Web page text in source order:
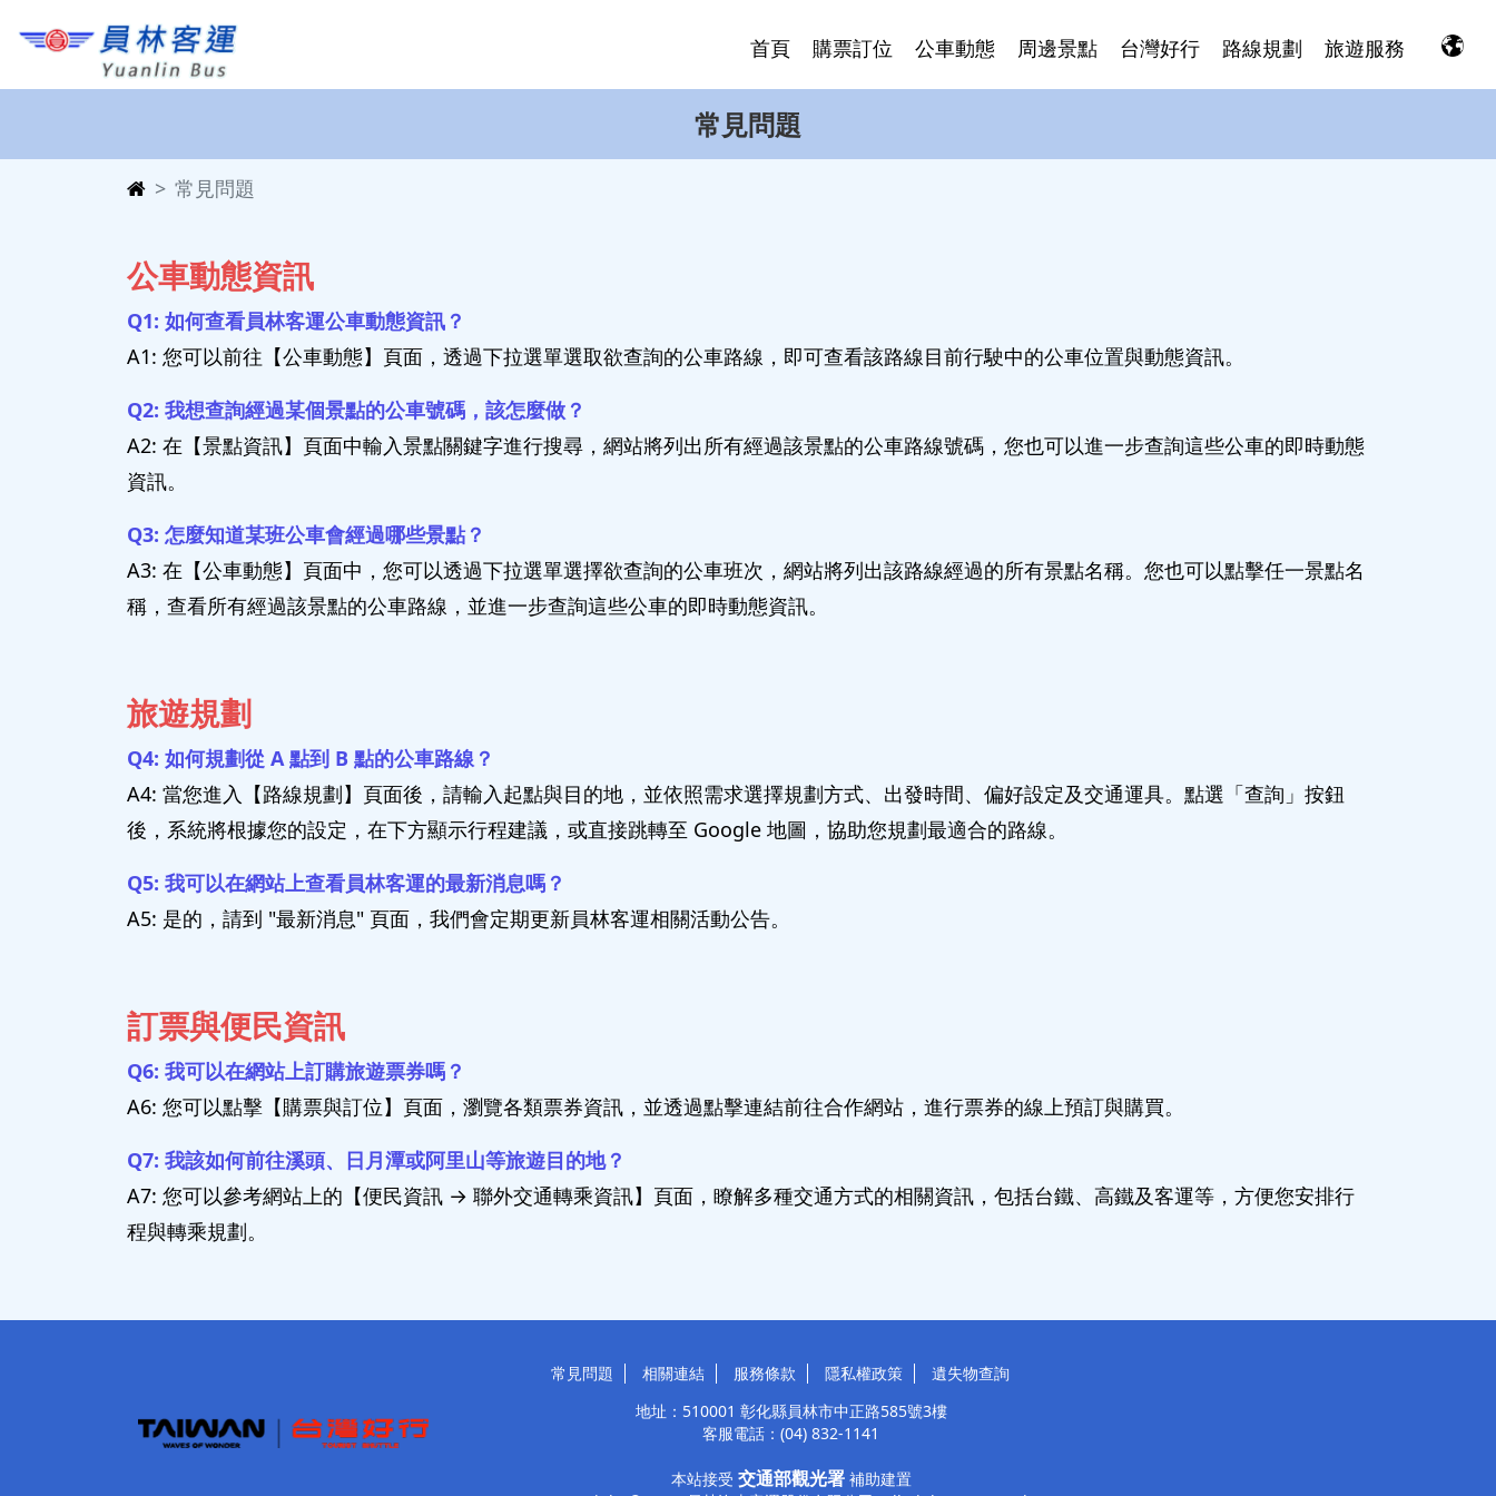
首頁 購票訂位 公車動態 周邊景點 台灣好行 路線規劃 旅遊服務
常見問題
常見問題
公車動態資訊
Q1: 如何查看員林客運公車動態資訊？
A1: 您可以前往【公車動態】頁面，透過下拉選單選取欲查詢的公車路線，即可查看該路線目前行駛中的公車位置與動態資訊。
Q2: 我想查詢經過某個景點的公車號碼，該怎麼做？
A2: 在【景點資訊】頁面中輸入景點關鍵字進行搜尋，網站將列出所有經過該景點的公車路線號碼，您也可以進一步查詢這些公車的即時動態
資訊。
Q3: 怎麼知道某班公車會經過哪些景點？
A3: 在【公車動態】頁面中，您可以透過下拉選單選擇欲查詢的公車班次，網站將列出該路線經過的所有景點名稱。您也可以點擊任一景點名
稱，查看所有經過該景點的公車路線，並進一步查詢這些公車的即時動態資訊。
旅遊規劃
Q4: 如何規劃從 A 點到 B 點的公車路線？
A4: 當您進入【路線規劃】頁面後，請輸入起點與目的地，並依照需求選擇規劃方式、出發時間、偏好設定及交通運具。點選「查詢」按鈕
後，系統將根據您的設定，在下方顯示行程建議，或直接跳轉至 Google 地圖，協助您規劃最適合的路線。
Q5: 我可以在網站上查看員林客運的最新消息嗎？
A5: 是的，請到 "最新消息" 頁面，我們會定期更新員林客運相關活動公告。
訂票與便民資訊
Q6: 我可以在網站上訂購旅遊票券嗎？
A6: 您可以點擊【購票與訂位】頁面，瀏覽各類票券資訊，並透過點擊連結前往合作網站，進行票券的線上預訂與購買。
Q7: 我該如何前往溪頭、日月潭或阿里山等旅遊目的地？
A7: 您可以參考網站上的【便民資訊 → 聯外交通轉乘資訊】頁面，瞭解多種交通方式的相關資訊，包括台鐵、高鐵及客運等，方便您安排行
程與轉乘規劃。
常見問題 相關連結 服務條款 隱私權政策
遺失物查詢
地址：510001 彰化縣員林市中正路585號3樓
客服電話：(04) 832-1141
本站接受 交通部觀光署補助建置